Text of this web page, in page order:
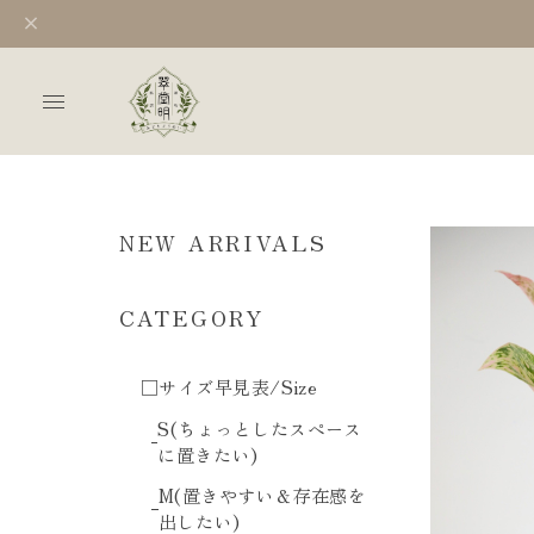
NEW ARRIVALS
CATEGORY
□サイズ早見表/Size
S(ちょっとしたスペース
に置きたい)
M(置きやすい＆存在感を
出したい)